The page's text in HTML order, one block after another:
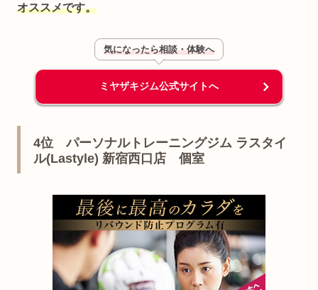
オススメです。
気になったら相談・体験へ
ミヤザキジム公式サイトへ
4位 パーソナルトレーニングジム ラスタイ
ル(Lastyle) 新宿西口店 個室